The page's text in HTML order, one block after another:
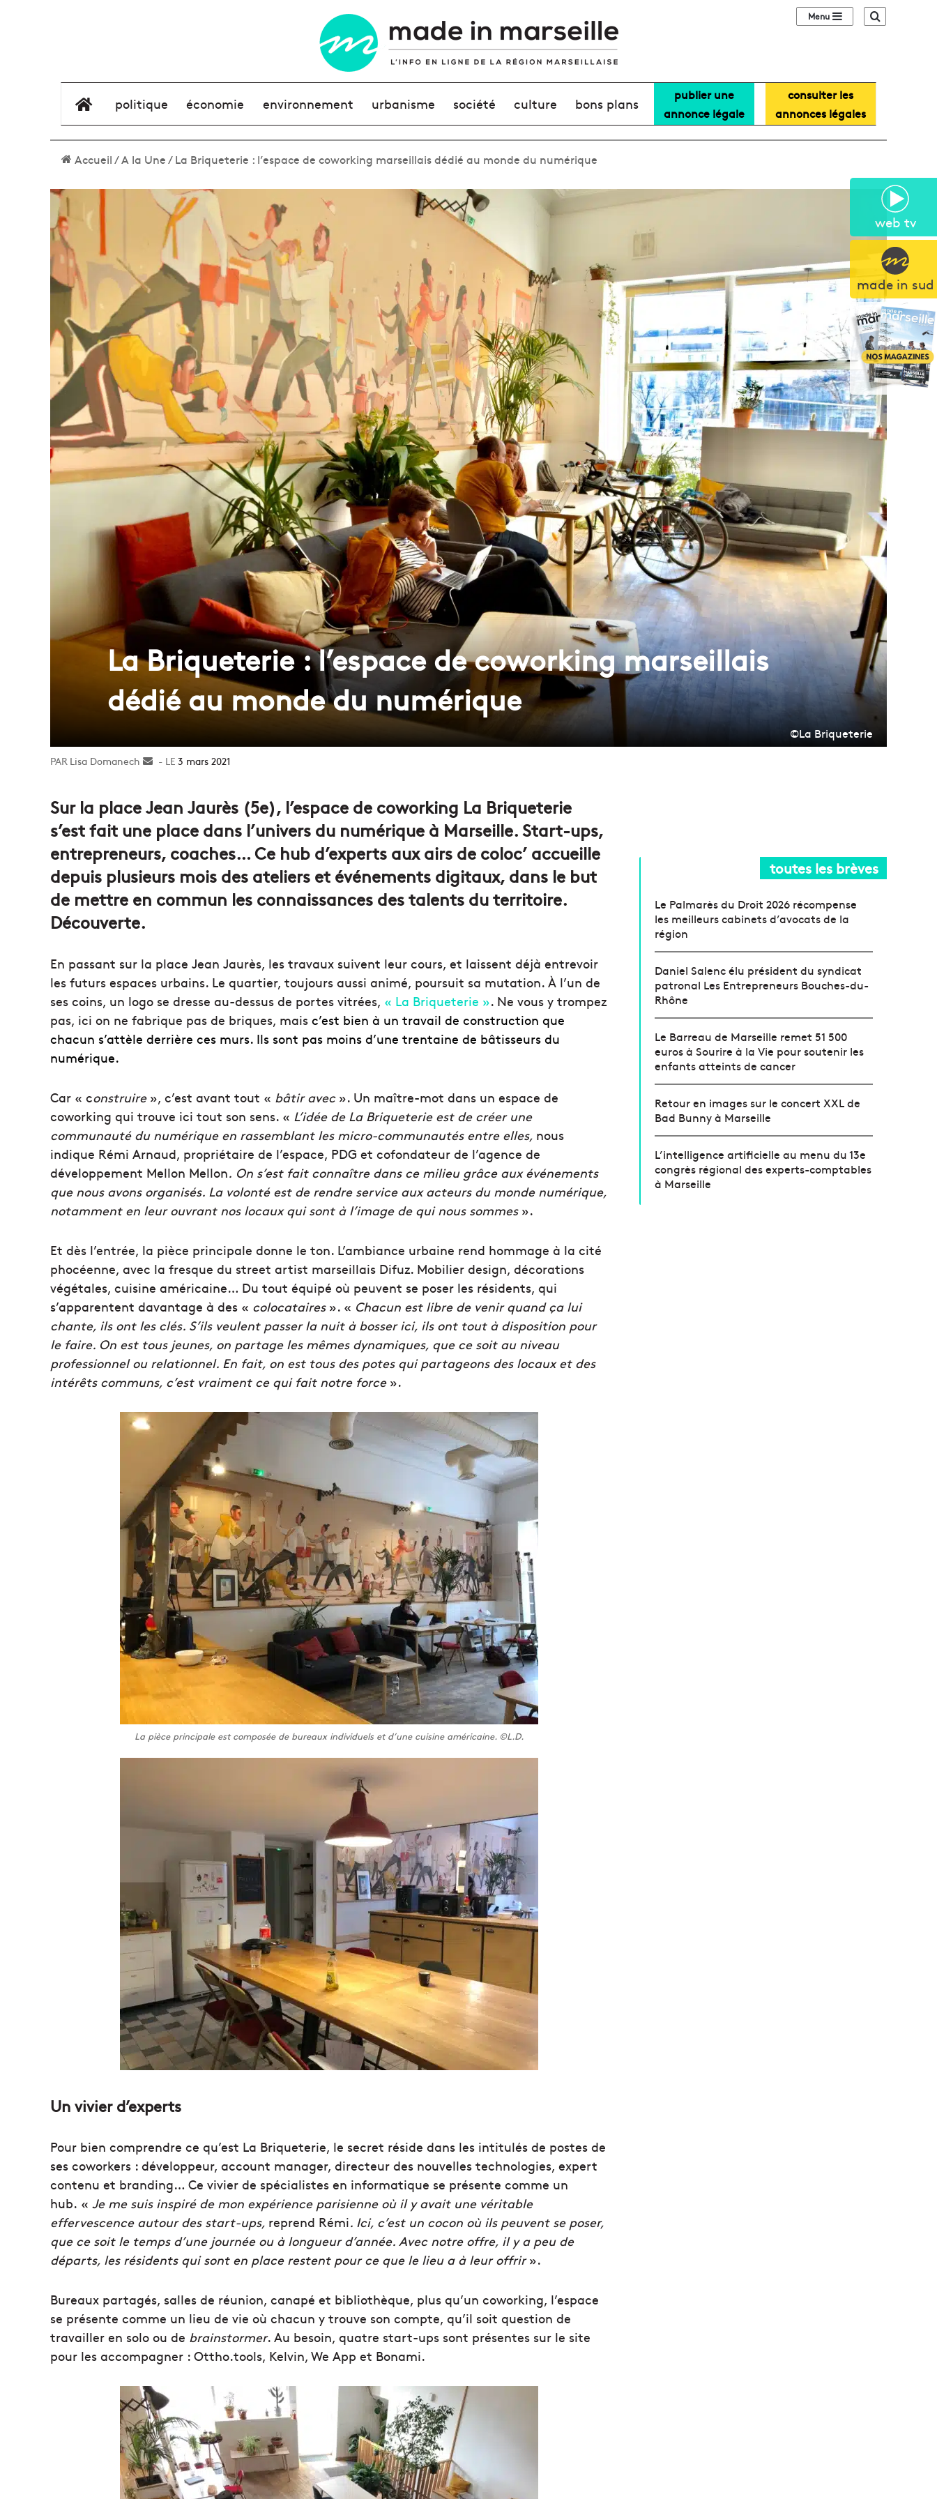
web tv
made in sud
Sidebar (barre
élément de menu
politique économie environnement urbanisme société culture bons plans
publier une
annonce légale
consulter les
annonces légales
Accueil/A la Une/La Briqueterie : l’espace de coworking marseillais dédié au monde du numérique
La Briqueterie : l’espace de coworking marseillais
dédié au monde du numérique
©La Briqueterie
Lisa Domanech
Envoyer3 mars 2021
Sur la place Jean Jaurès (5e), l’espace de coworking La Briqueterie
s’est fait une place dans l’univers du numérique à Marseille. Start-ups,
entrepreneurs, coaches… Ce hub d’experts aux airs de coloc’ accueille
depuis plusieurs mois des ateliers et événements digitaux, dans le but
de mettre en commun les connaissances des talents du territoire.
Découverte.
En passant sur la place Jean Jaurès, les travaux suivent leur cours, et laissent déjà entrevoir
les futurs espaces urbains. Le quartier, toujours aussi animé, poursuit sa mutation. À l’un de
ses coins, un logo se dresse au-dessus de portes vitrées, « La Briqueterie ». Ne vous y trompez
pas, ici on ne fabrique pas de briques, mais c’est bien à un travail de construction que
chacun s’attèle derrière ces murs. Ils sont pas moins d’une trentaine de bâtisseurs du
numérique.
Car « construire», c’est avant tout « bâtir avec». Un maître-mot dans un espace de
coworking qui trouve ici tout son sens. « L’idée de La Briqueterie est de créer une
communauté du numérique en rassemblant les micro-communautés entre elles, nous
indique Rémi Arnaud, propriétaire de l’espace, PDG et cofondateur de l’agence de
développement Mellon Mellon. On s’est fait connaître dans ce milieu grâce aux événements
que nous avons organisés. La volonté est de rendre service aux acteurs du monde numérique,
notamment en leur ouvrant nos locaux qui sont à l’image de qui nous sommes».
Et dès l’entrée, la pièce principale donne le ton. L’ambiance urbaine rend hommage à la cité
phocéenne, avec la fresque du street artist marseillais Difuz. Mobilier design, décorations
végétales, cuisine américaine… Du tout équipé où peuvent se poser les résidents, qui
s’apparentent davantage à des « colocataires». « Chacun est libre de venir quand ça lui
chante, ils ont les clés. S’ils veulent passer la nuit à bosser ici, ils ont tout à disposition pour
le faire. On est tous jeunes, on partage les mêmes dynamiques, que ce soit au niveau
professionnel ou relationnel. En fait, on est tous des potes qui partageons des locaux et des
intérêts communs, c’est vraiment ce qui fait notre force».
La pièce principale est composée de bureaux individuels et d’une cuisine américaine. ©L.D.
Un vivier d’experts
Pour bien comprendre ce qu’est La Briqueterie, le secret réside dans les intitulés de postes de
ses coworkers : développeur, account manager, directeur des nouvelles technologies, expert
contenu et branding… Ce vivier de spécialistes en informatique se présente comme un
hub. « Je me suis inspiré de mon expérience parisienne où il y avait une véritable
effervescence autour des start-ups, reprend Rémi. Ici, c’est un cocon où ils peuvent se poser,
que ce soit le temps d’une journée ou à longueur d’année. Avec notre offre, il y a peu de
départs, les résidents qui sont en place restent pour ce que le lieu a à leur offrir».
Bureaux partagés, salles de réunion, canapé et bibliothèque, plus qu’un coworking, l’espace
se présente comme un lieu de vie où chacun y trouve son compte, qu’il soit question de
travailler en solo ou de brainstormer. Au besoin, quatre start-ups sont présentes sur le site
pour les accompagner : Ottho.tools, Kelvin, We App et Bonami.
toutes les brèves
Le Palmarès du Droit 2026 récompense
les meilleurs cabinets d’avocats de la
région
Daniel Salenc élu président du syndicat
patronal Les Entrepreneurs Bouches-du-
Rhône
Le Barreau de Marseille remet 51 500
euros à Sourire à la Vie pour soutenir les
enfants atteints de cancer
Retour en images sur le concert XXL de
Bad Bunny à Marseille
L’intelligence artificielle au menu du 13e
congrès régional des experts-comptables
à Marseille